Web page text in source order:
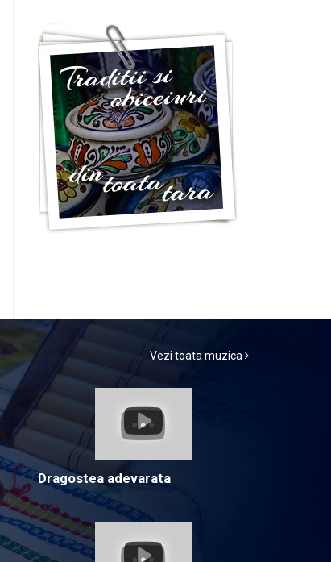
Vezi toata muzica
Dragostea adevarata